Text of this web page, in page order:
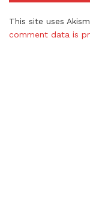
This site uses
comment data is